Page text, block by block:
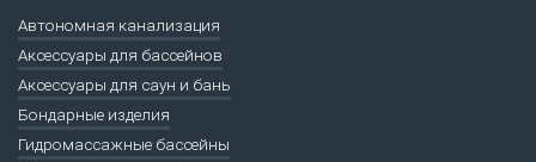
Автономная канализация
Аксессуары для бассейнов
Аксессуары для саун и бань
Бондарные изделия
Гидромассажные бассейны